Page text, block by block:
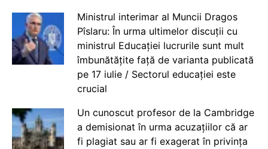
Ministrul interimar al Muncii Dragos
Pîslaru: În urma ultimelor discuții cu
ministrul Educației lucrurile sunt mult
îmbunătățite față de varianta publicată
pe 17 iulie / Sectorul educației este
crucial
Un cunoscut profesor de la Cambridge
a demisionat în urma acuzațiilor că ar
fi plagiat sau ar fi exagerat în privința